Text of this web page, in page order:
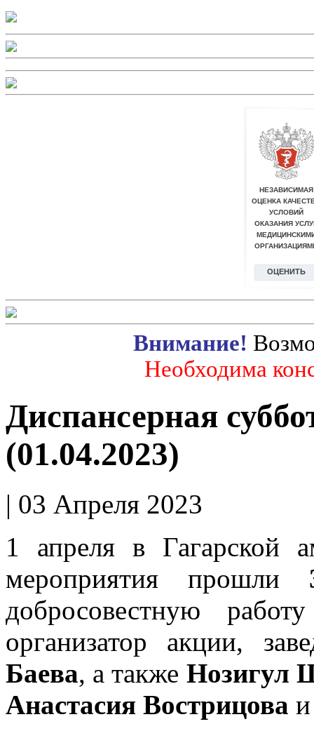
Внимание!
Необходима
Диспансерная
(01.04.2023)
| 03 Апреля 2023
1 апреля в Гагарской
мероприятия прошли
добросовестную
организатор акции,
Баева, а также Нозигул
Анастасия Вострицова